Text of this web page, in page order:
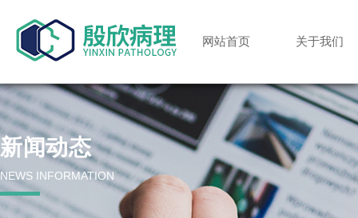
网站首页 关于我们
新闻动态
NEWS INFORMATION